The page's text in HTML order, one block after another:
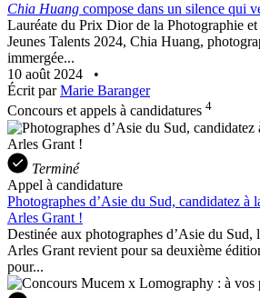
Chia Huang compose dans un silence qui
Lauréate du Prix Dior de la Photographie
Jeunes Talents 2024, Chia Huang,
immergée...
10 août 2024
•
Écrit parMarie Baranger
Concours et appels à candidatures 4
Terminé
Appel à candidature
Photographes d’Asie du Sud, candidatez à
Arles Grant !
Destinée aux photographes d’Asie du Sud,
Arles Grant revient pour sa deuxième
pour...